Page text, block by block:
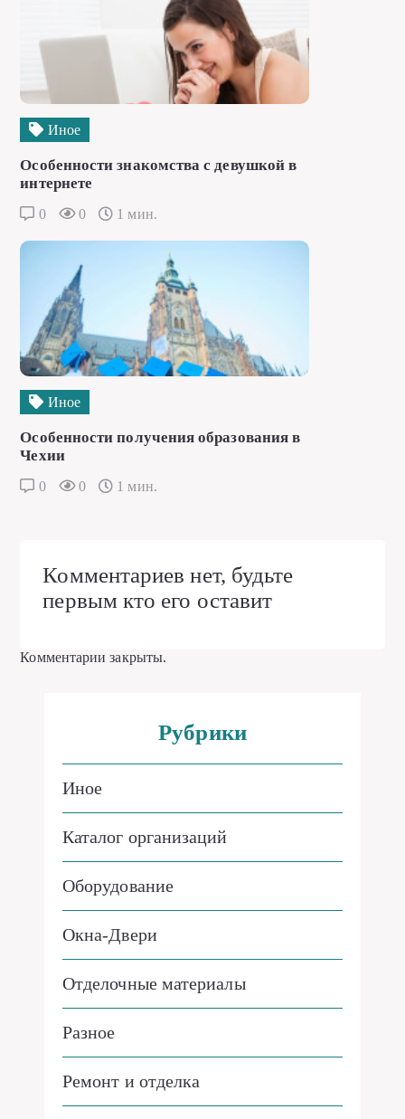
Иное
Особенности знакомства с девушкой в
интернете
0 0 1 мин.
Иное
Особенности получения образования в
Чехии
0 0 1 мин.
Комментариев нет, будьте
первым кто его оставит
Комментарии закрыты.
Рубрики
Иное
Каталог организаций
Оборудование
Окна-Двери
Отделочные материалы
Разное
Ремонт и отделка